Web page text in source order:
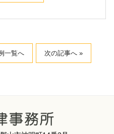
一覧へ 次の記事へ »